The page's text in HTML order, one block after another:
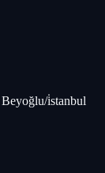
i̇stanbul